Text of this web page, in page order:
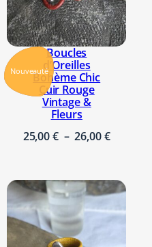
Nouveauté
Boucles
d’Oreilles
Bohème Chic
Cuir Rouge
Vintage &
Fleurs
25,00€ – 26,00€P
g
e
d
e